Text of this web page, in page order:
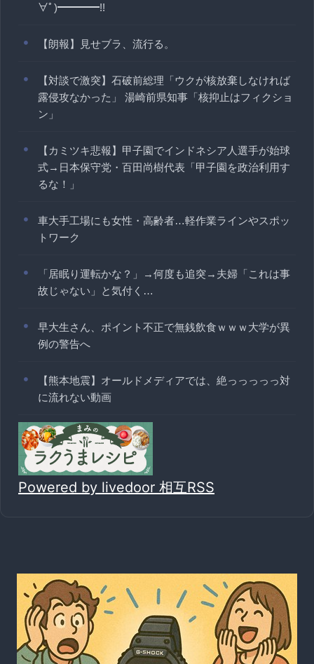
∀ﾟ)━━━━!!
【朗報】見せブラ、流行る。
【対談で激突】石破前総理「ウクが核放棄しなければ
露侵攻なかった」 湯崎前県知事「核抑止はフィクショ
ン」
【カミツキ悲報】甲子園でインドネシア人選手が始球
式→日本保守党・百田尚樹代表「甲子園を政治利用す
るな！」
車大手工場にも女性・高齢者…軽作業ラインやスポッ
トワーク
「居眠り運転かな？」→何度も追突→夫婦「これは事
故じゃない」と気付く…
早大生さん、ポイント不正で無銭飲食ｗｗｗ大学が異
例の警告へ
【熊本地震】オールドメディアでは、絶っっっっっ対
に流れない動画
Powered by livedoor 相互RSS